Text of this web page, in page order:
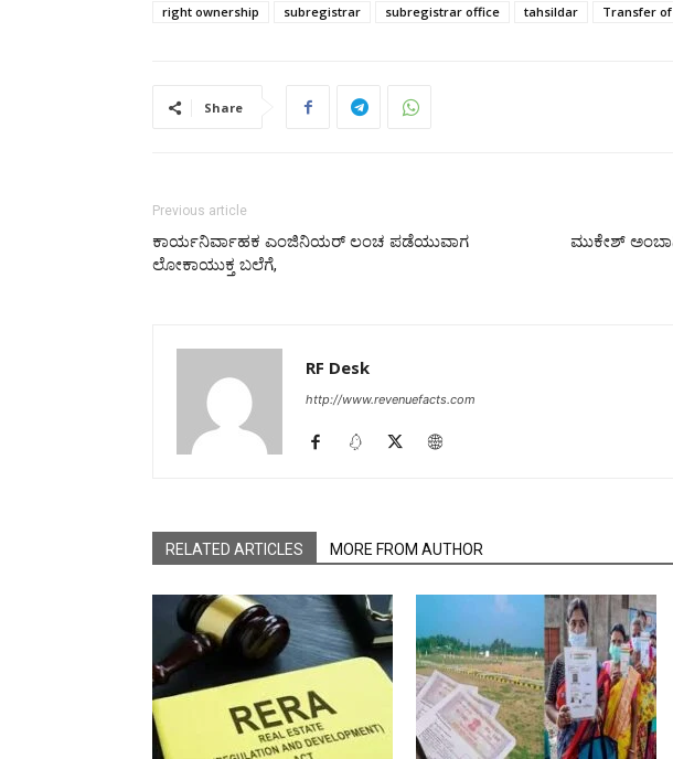
right ownership
subregistrar subregistrar office tahsildar Transfer
Share
Previous article
ಕಾರ್ಯನಿರ್ವಾಹಕ ಎಂಜಿನಿಯರ್‌ ಲಂಚ ಪಡೆಯುವಾಗ
ಲೋಕಾಯುಕ್ತ ಬಲೆಗೆ,
ಮುಕೇಶ್
RF Desk
http://www.revenuefacts.com
RELATED ARTICLES MORE FROM AUTHOR